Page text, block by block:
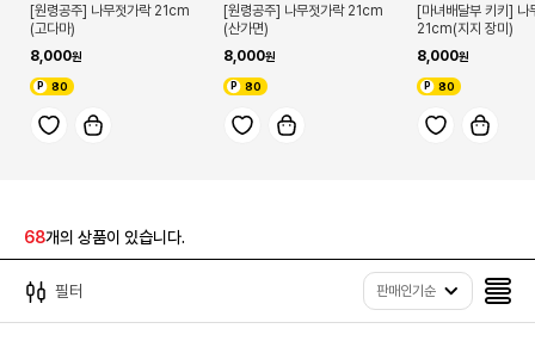
[원령공주] 나무젓가락 21cm
(고다마)
8,000
80
[원령공주] 나무젓가락 21cm
(산가면)
8,000
80
[마녀배달부 키키] 나
21cm(지지 장미)
8,000
80
68개의 상품이 있습니다.
필터 판매인기순